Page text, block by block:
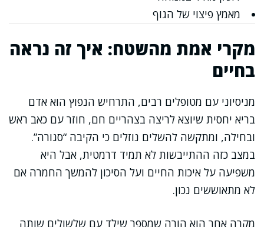
מאמץ פיצוי של הגוף
מקרי אמת מהשטח: איך זה נראה
בחיים
מניסיוני עם מטופלים רבים, התרחיש הנפוץ הוא אדם
בריא יחסית שיוצא לריצה בצהריים חם, חוזר עם כאב ראש
ובחילה, ומתקשה להשלים נוזלים כי הקיבה “סגורה”.
במצב כזה ההתייבשות לא תמיד דרמטית, אבל היא
משפיעה על איכות החיים ועל הסיכון להמשך החמרה אם
לא מתאוששים נכון.
מקרה אחר הוא הורה שמספר שילד עם שלשולים שותה